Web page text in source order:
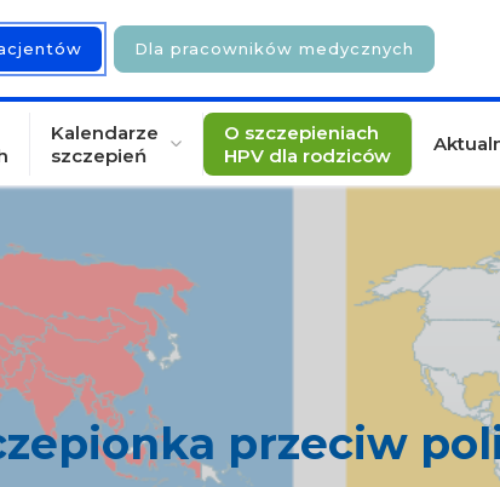
Dla pracowników medycznych
Kalendarze
szczepień
O szczepieniach
HPV dla rodziców
przeciw